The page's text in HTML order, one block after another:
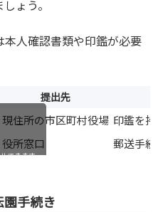
ょう。
人確認書類や印鑑が必要
提出先
現住所の市区町村役場 印鑑を持
役所窓口 郵送手続
できます
手続き